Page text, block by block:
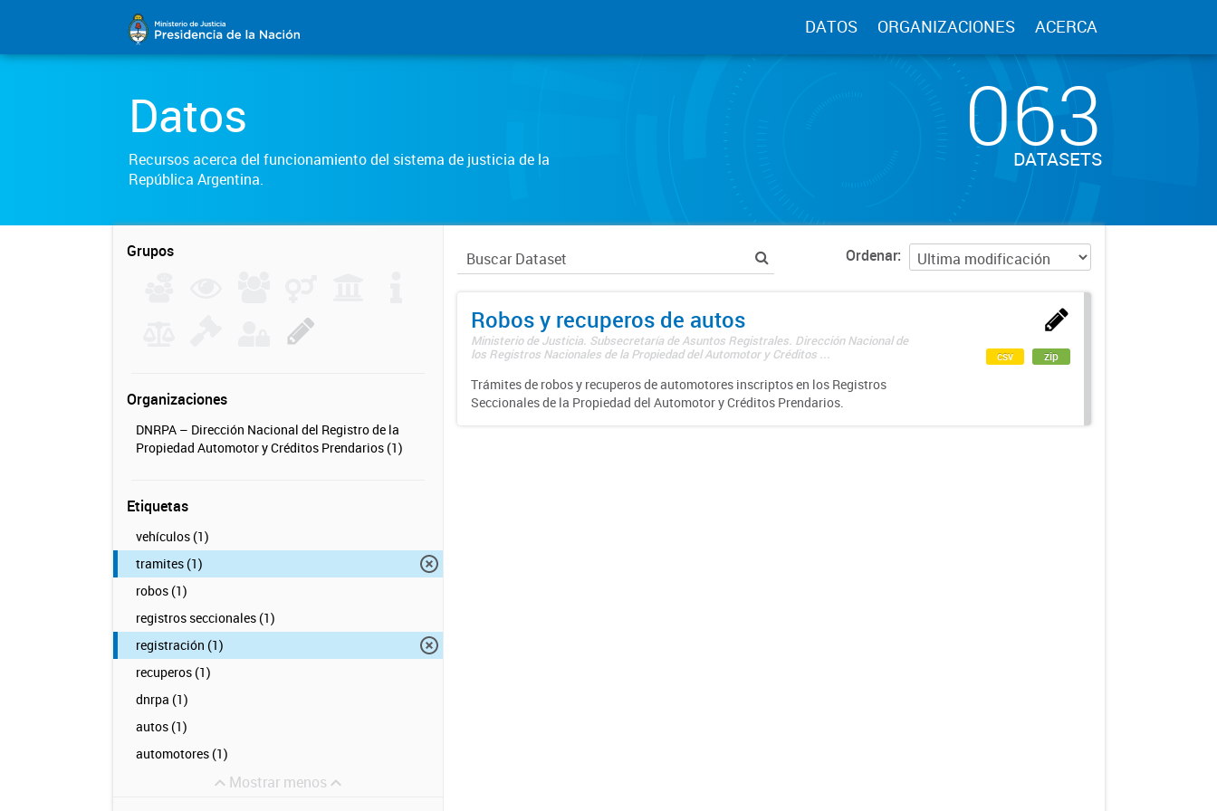
DATOS ORGANIZACIONES ACERCA
Datos
Recursos acerca del funcionamiento del sistema de justicia de la
República Argentina.
063
DATASETS
Grupos
Organizaciones
DNRPA – Dirección Nacional del Registro de la
Propiedad Automotor y Créditos Prendarios (1)
Etiquetas
vehículos (1)
tramites (1)
robos (1)
registros seccionales (1)
registración (1)
recuperos (1)
dnrpa (1)
autos (1)
automotores (1)
Mostrar menos
Ordenar
Robos y recuperos de autos
Ministerio de Justicia. Subsecretaría de Asuntos Registrales. Dirección Nacional de
los Registros Nacionales de la Propiedad del Automotor y Créditos ...
Trámites de robos y recuperos de automotores inscriptos en los Registros
Seccionales de la Propiedad del Automotor y Créditos Prendarios.
csv zip